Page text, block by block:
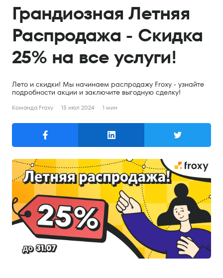
Приватность и безопасность
Антидетект
Данные и аналитика
Поиск
Русский
English
Русский
Продукты
Резидентные прокси
Мобильные прокси
Серверные прокси
Цены
Грандиозная Летняя
Распродажа - Скидка
25% на все услуги!
Лето и скидки! Мы начинаем распродажу Froxy - узнайте
подробности акции и заключите выгодную сделку!
Команда Froxy 15 июл 2024 1 мин